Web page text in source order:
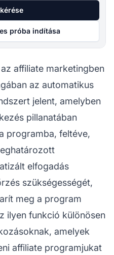
próba indítása
affiliate marketingben
az automatikus
jelent, amelyben
pillanatában
programba, feltéve,
elfogadás
szükségességét,
meg a program
ilyen funkció különösen
amelyek
affiliate programjukat